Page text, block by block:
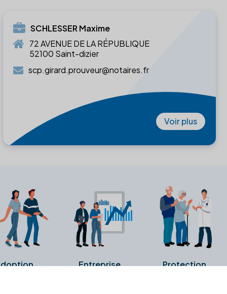
SCHLESSER Maxime
72 AVENUE DE LA RÉPUBLIQUE
52100 Saint-dizier
scp.girard.prouveur@notaires.fr
Voir plus
Entreprise Protection